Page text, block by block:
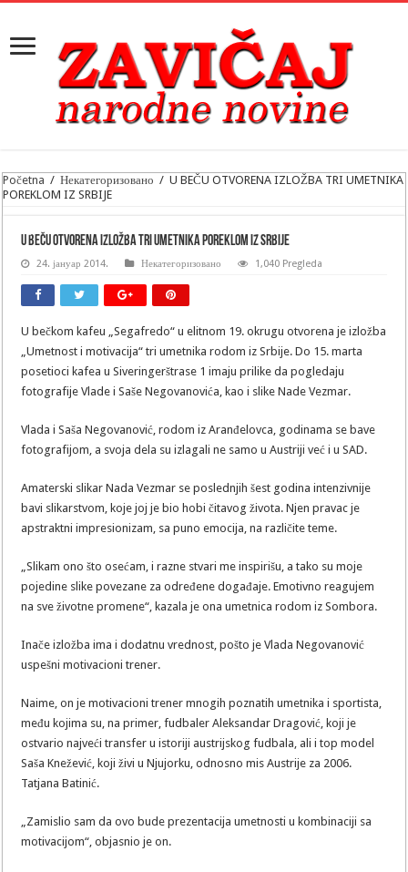
Početna / Некатегоризовано / U BEČU OTVORENA IZLOŽBA TRI UMETNIKA
POREKLOM IZ SRBIJE
U BEČU OTVORENA IZLOŽBA TRI UMETNIKA POREKLOM IZ SRBIJE
24. јануар 2014. Некатегоризовано 1,040 Pregleda
U bečkom kafeu „Segafredo“ u elitnom 19. okrugu otvorena je izložba
„Umetnost i motivacija“ tri umetnika rodom iz Srbije. Do 15. marta
posetioci kafea u Siveringerštrase 1 imaju prilike da pogledaju
fotografije Vlade i Saše Negovanovića, kao i slike Nade Vezmar.
Vlada i Saša Negovanović, rodom iz Aranđelovca, godinama se bave
fotografijom, a svoja dela su izlagali ne samo u Austriji već i u SAD.
Amaterski slikar Nada Vezmar se poslednjih šest godina intenzivnije
bavi slikarstvom, koje joj je bio hobi čitavog života. Njen pravac je
apstraktni impresionizam, sa puno emocija, na različite teme.
„Slikam ono što osećam, i razne stvari me inspirišu, a tako su moje
pojedine slike povezane za određene događaje. Emotivno reagujem
na sve životne promene“, kazala je ona umetnica rodom iz Sombora.
Inače izložba ima i dodatnu vrednost, pošto je Vlada Negovanović
uspešni motivacioni trener.
Naime, on je motivacioni trener mnogih poznatih umetnika i sportista,
među kojima su, na primer, fudbaler Aleksandar Dragović, koji je
ostvario najveći transfer u istoriji austrijskog fudbala, ali i top model
Saša Knežević, koji živi u Njujorku, odnosno mis Austrije za 2006.
Tatjana Batinić.
„Zamislio sam da ovo bude prezentacija umetnosti u kombinaciji sa
motivacijom“, objasnio je on.